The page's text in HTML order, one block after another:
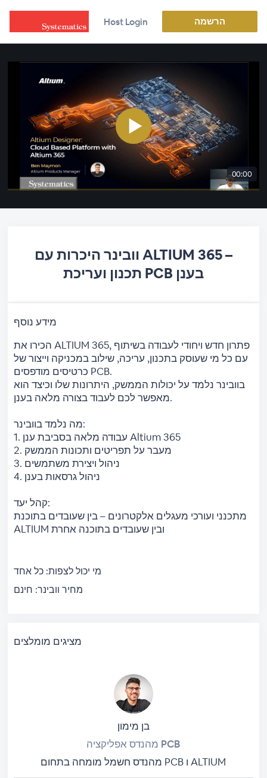
Host Login הרשמה
00:00
וובינר היכרות עם ALTIUM 365 –
תכנון ועריכת PCB בענן
מידע נוסף
הכירו את ALTIUM 365, פתרון חדש ויחודי לעבודה בשיתוף
עם כל מי שעוסק בתכנון, עריכה, שילוב במכניקה וייצור של
כרטיסים מודפסים PCB.
בוובינר נלמד על יכולות הממשק, היתרונות שלו וכיצד הוא
מאפשר לכם לעבוד בצורה מלאה בענן.
מה נלמד בוובינר:
1. עבודה מלאה בסביבת ענן Altium 365
2. מעבר על תפריטים ותכונות הממשק
3. ניהול ויצירת משתמשים
4. ניהול גרסאות בענן
קהל יעד:
מתכנני ועורכי מעגלים אלקטרונים – בין שעובדים בתוכנת
ALTIUM ובין שעובדים בתוכנה אחרת
מי יכול לצפות: כל אחד
מחיר וובינר: חינם
מציגים מומלצים
בן מימון
מהנדס אפליקציה PCB
מהנדס חשמל מומחה בתחום PCB ו ALTIUM